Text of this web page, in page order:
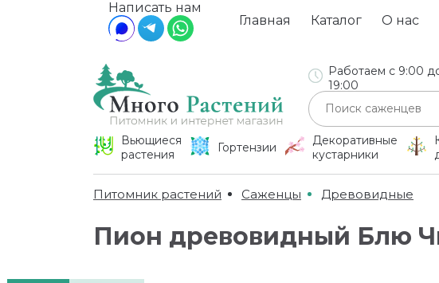
Главная Каталог О нас
Написать нам
Работаем с 9:00
19:00
Вьющиеся
растения
Гортензии
Декоративные
кустарники
Питомник растений Саженцы Древовидные
Пион древовидный Блю